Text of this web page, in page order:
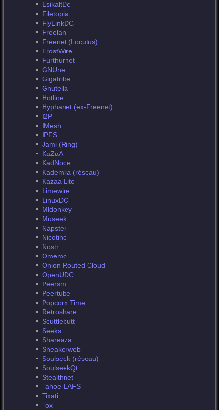
EsikaltDc
Filetopia
FlyLinkDC
Freelan
Freenet (Locutus)
FrostWire
Furthurnet
GNUnet
Gigatribe
Gnutella
Hotline
Hyphanet (ex-Freenet)
I2P
IMesh
IPFS
Jami (Ring)
KaZaA
KadNode
Kademlia (réseau)
Kazaa Lite
Limewire
LinuxDC
Mldonkey
Museek
Napster
Nicotine
Nostr
Omemo
Onion Routed Cloud
OpenUDC
Peersm
Peertube
Popcorn Time
Retroshare
Scuttlebutt
Seeks
Shareaza
Sneakerweb
Soulseek (réseau)
SoulseekQt
Stealthnet
Tahoe-LAFS
Tixati
Tox